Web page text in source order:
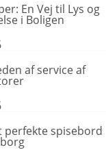
En Vej til Lys og
i Boligen
af service af
perfekte spisebord